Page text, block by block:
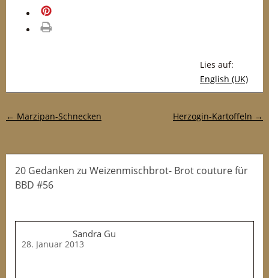
Lies auf:
English (UK)
Post-Navigation
← Marzipan-Schnecken Herzogin-Kartoffeln →
20 Gedanken zu Weizenmischbrot- Brot couture für
BBD #56
Sandra Gu
28. Januar 2013